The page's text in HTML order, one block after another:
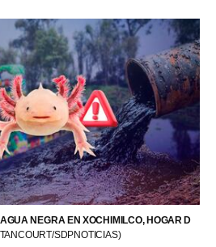
NEGRA EN XOCHIMILCO, HOGAR D
SDPNOTICIAS)